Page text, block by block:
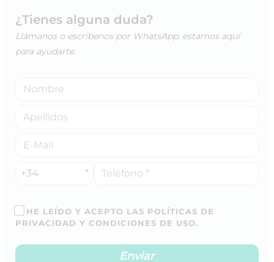
¿Tienes alguna duda?
Llámanos o escríbenos por WhatsApp, estamos aquí
para ayudarte.
+34
HE LEÍDO Y ACEPTO LAS POLÍTICAS DE
PRIVACIDAD Y CONDICIONES DE USO.